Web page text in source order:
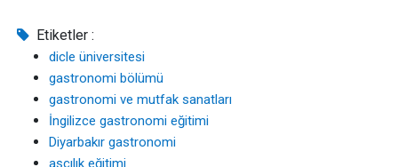
Etiketler :
dicle üniversitesi
gastronomi bölümü
gastronomi ve mutfak sanatları
İngilizce gastronomi eğitimi
Diyarbakır gastronomi
aşçılık eğitimi